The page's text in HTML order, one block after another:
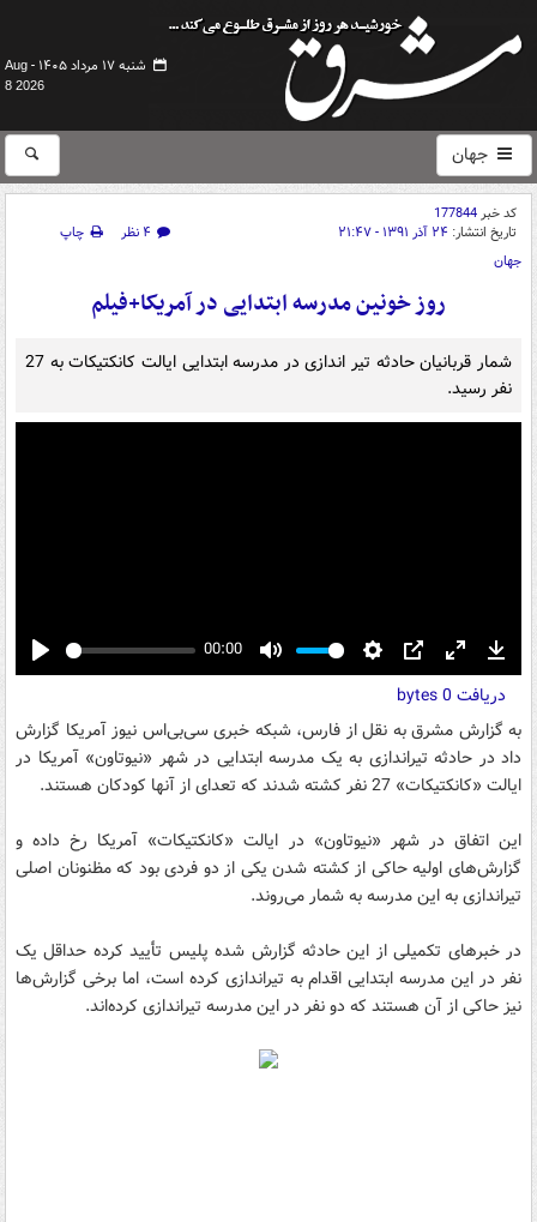
شنبه ۱۷ مرداد ۱۴۰۵ -
Aug
8 2026
جهان
کد خبر177844
تاریخ انتشار: ۲۴ آذر ۱۳۹۱ - ۲۱:۴۷ ۴ نظر
چاپ
جهان
روز خونین مدرسه ابتدایی در آمریکا+فیلم
شمار قربانیان حادثه تیر اندازی در مدرسه ابتدایی ایالت کانکتیکات به 27
نفر رسید.
Play
00:00
Mute Settings
PIP Enter
fullscreen
دریافت 0 bytes
به گزارش مشرق به نقل از فارس، شبکه خبری سی‌بی‌اس نیوز آمریکا گزارش
داد در حادثه تیراندازی به یک مدرسه ابتدایی در شهر «نیوتاون» آمریکا در
ایالت «کانکتیکات» 27 نفر کشته شدند که تعدای از آنها کودکان هستند.
این اتفاق در شهر «نیوتاون» در ایالت «کانکتیکات» آمریکا رخ داده و
گزارش‌های اولیه حاکی از کشته شدن یکی از دو فردی بود که مظنونان اصلی
تیراندازی به این مدرسه به شمار می‌روند.
در خبرهای تکمیلی از این حادثه گزارش شده پلیس تأیید کرده حداقل یک
نفر در این مدرسه ابتدایی اقدام به تیراندازی کرده است، اما برخی گزارش‌ها
نیز حاکی از آن هستند که دو نفر در این مدرسه تیراندازی کرده‌اند.